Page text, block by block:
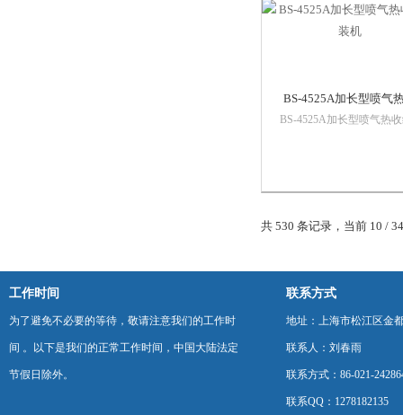
BS-4525A加长型喷气
缩包装机
BS-4525A加长型喷气热
智能温控，交流调速，铁
共 530 条记录，当前 10 /
工作时间
为了避免不必要的等待，敬请注意我们的工作时
间 。以下是我们的正常工作时间，中国大陆法定
节假日除外。
联系方式
地址：上海市松江区金
联系人：刘春雨
联系方式：86-021-
联系QQ：1278182135